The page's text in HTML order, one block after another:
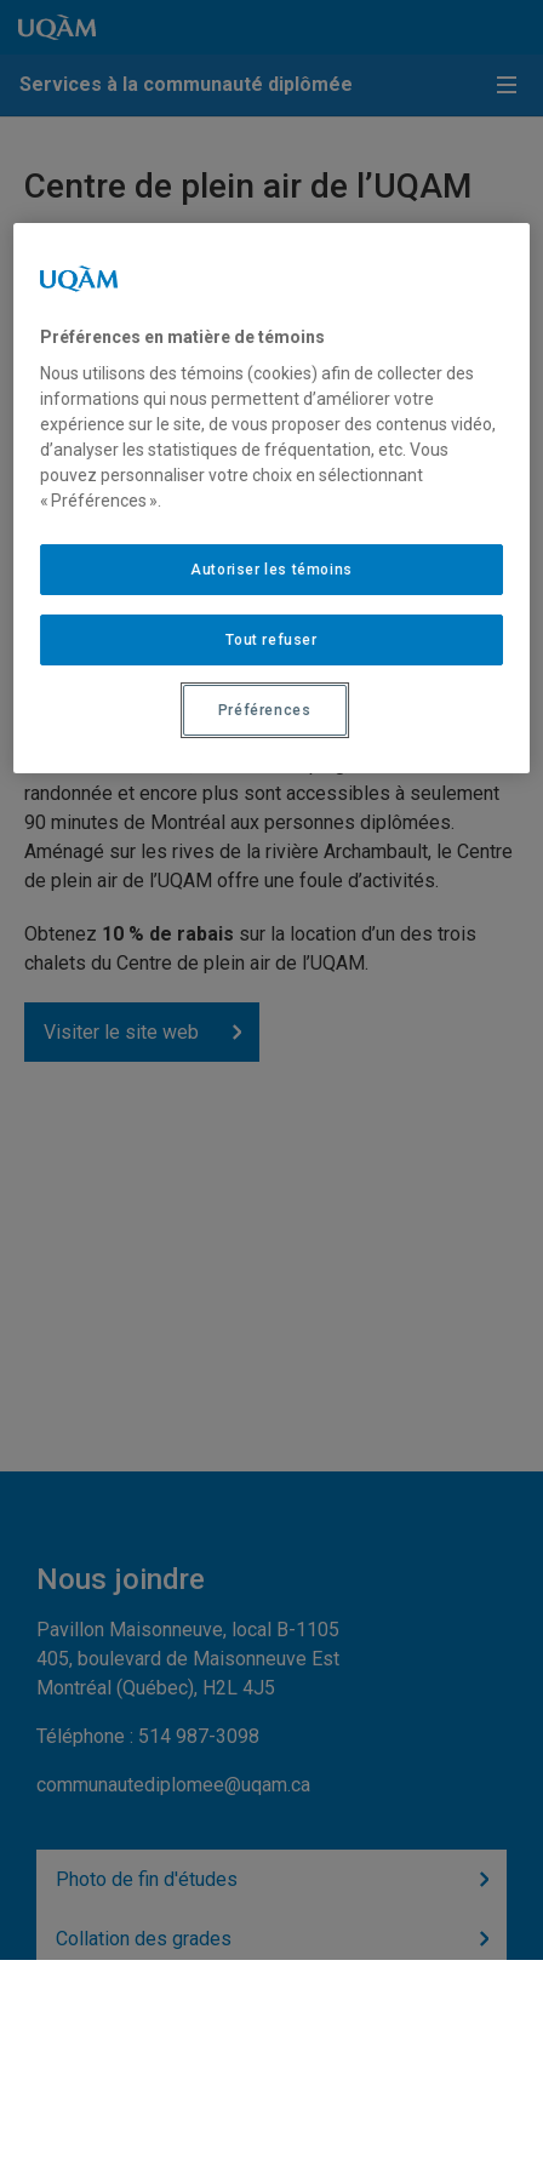
Passer au contenu
Accéder au menu principal
Accéder à la recherche
Passer au contenu
Accéder au menu principal
Services à la communauté diplômée
Menu
Centre de plein air de l’UQAM
randonnée et encore plus sont accessibles à seulement
90 minutes de Montréal aux personnes diplômées.
Aménagé sur les rives de la rivière Archambault, le Centre
de plein air de l’UQAM offre une foule d’activités.
Obtenez 10 % de rabais sur la location d’un des trois
chalets du Centre de plein air de l’UQAM.
Visiter le site web
Nous joindre
Pavillon Maisonneuve, local B-1105
405, boulevard de Maisonneuve Est
Montréal (Québec), H2L 4J5
Téléphone : 514 987-3098
communautediplomee@uqam.ca
Photo de fin d'études
Collation des grades
Préférences en matière de témoins
Nous utilisons des témoins (cookies) afin de collecter des
informations qui nous permettent d’améliorer votre
expérience sur le site, de vous proposer des contenus vidéo,
d’analyser les statistiques de fréquentation, etc. Vous
pouvez personnaliser votre choix en sélectionnant
« Préférences ».
Tout refuser
Autoriser les témoins
Préférences